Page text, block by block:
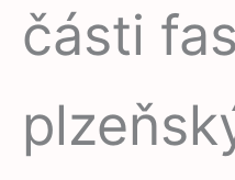
části